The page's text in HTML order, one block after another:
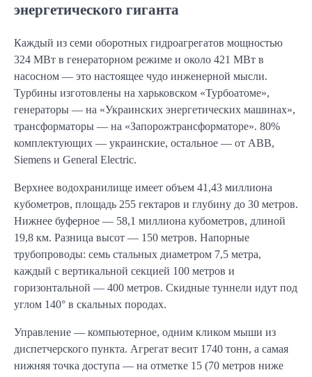
энергетического гиганта
Каждый из семи оборотных гидроагрегатов мощностью
324 МВт в генераторном режиме и около 421 МВт в
насосном — это настоящее чудо инженерной мысли.
Турбины изготовлены на харьковском «Турбоатоме»,
генераторы — на «Украинских энергетических машинах»,
трансформаторы — на «Запорожтрансформаторе». 80%
комплектующих — украинские, остальное — от ABB,
Siemens и General Electric.
Верхнее водохранилище имеет объем 41,43 миллиона
кубометров, площадь 255 гектаров и глубину до 30 метров.
Нижнее буферное — 58,1 миллиона кубометров, длиной
19,8 км. Разница высот — 150 метров. Напорные
трубопроводы: семь стальных диаметром 7,5 метра,
каждый с вертикальной секцией 100 метров и
горизонтальной — 400 метров. Скидные туннели идут под
углом 140° в скальных породах.
Управление — компьютерное, одним кликом мыши из
диспетчерского пункта. Агрегат весит 1740 тонн, а самая
нижняя точка доступа — на отметке 15 (70 метров ниже